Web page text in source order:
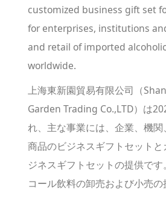
customized business gift set
for enterprises, institutions
and retail of imported
worldwide.
上海東新園貿易有限公司（
Garden Trading Co.,LTD）は
れ、主な事業には、企業、機
商品のビジネスギフトセット
ジネスギフトセットの提供で
コール飲料の卸売および小売の